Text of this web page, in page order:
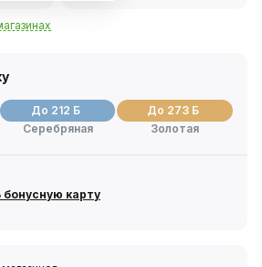
До 212 Б
Серебряная
До 273 Б
Золотая
бонусную карту